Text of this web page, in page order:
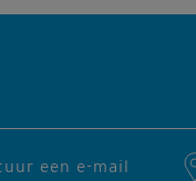
een e-mail